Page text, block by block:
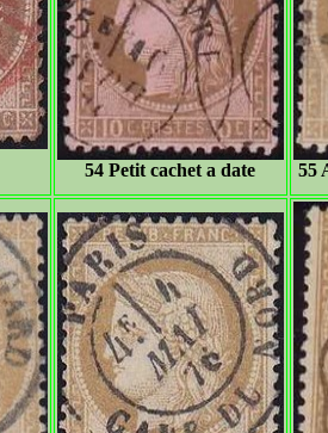
54 Petit cachet a date 55